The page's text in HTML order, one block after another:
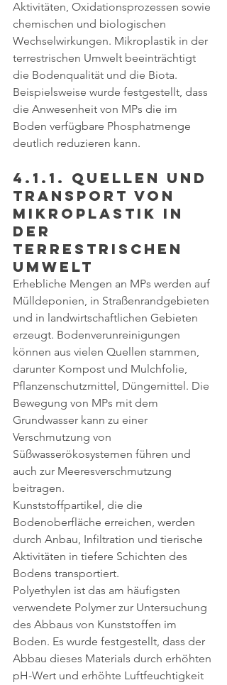
Aktivitäten, Oxidationsprozessen sowie
chemischen und biologischen
Wechselwirkungen. Mikroplastik in der
terrestrischen Umwelt beeinträchtigt
die Bodenqualität und die Biota.
Beispielsweise wurde festgestellt, dass
die Anwesenheit von MPs die im
Boden verfügbare Phosphatmenge
deutlich reduzieren kann.
4.1.1. Quellen und
Transport von
Mikroplastik in
der
terrestrischen
Umwelt
Erhebliche Mengen an MPs werden auf
Mülldeponien, in Straßenrandgebieten
und in landwirtschaftlichen Gebieten
erzeugt. Bodenverunreinigungen
können aus vielen Quellen stammen,
darunter Kompost und Mulchfolie,
Pflanzenschutzmittel, Düngemittel. Die
Bewegung von MPs mit dem
Grundwasser kann zu einer
Verschmutzung von
Süßwasserökosystemen führen und
auch zur Meeresverschmutzung
beitragen.
Kunststoffpartikel, die die
Bodenoberfläche erreichen, werden
durch Anbau, Infiltration und tierische
Aktivitäten in tiefere Schichten des
Bodens transportiert.
Polyethylen ist das am häufigsten
verwendete Polymer zur Untersuchung
des Abbaus von Kunststoffen im
Boden. Es wurde festgestellt, dass der
Abbau dieses Materials durch erhöhten
pH-Wert und erhöhte Luftfeuchtigkeit